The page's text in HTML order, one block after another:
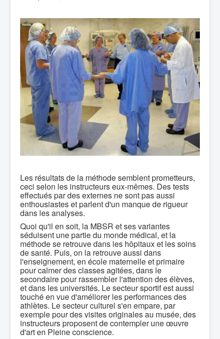
Les résultats de la méthode semblent prometteurs,
ceci selon les instructeurs eux-mêmes. Des tests
effectués par des externes ne sont pas aussi
enthousiastes et parlent d'un manque de rigueur
dans les analyses.
Quoi qu'il en soit, la MBSR et ses variantes
séduisent une partie du monde médical, et la
méthode se retrouve dans les hôpitaux et les soins
de santé. Puis, on la retrouve aussi dans
l'enseignement, en école maternelle et primaire
pour calmer des classes agitées, dans le
secondaire pour rassembler l'attention des élèves,
et dans les universités. Le secteur sportif est aussi
touché en vue d'améliorer les performances des
athlètes. Le secteur culturel s'en empare, par
exemple pour des visites originales au musée, des
instructeurs proposent de contempler une œuvre
d'art en Pleine conscience.